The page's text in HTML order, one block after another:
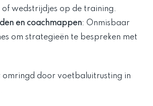
of wedstrijdjes op de training.
en coachmappen: Onmisbaar
om strategieën te bespreken met